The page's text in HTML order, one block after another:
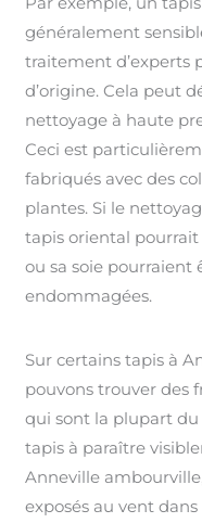
généralement
traitement d’experts
d’origine. Cela peut
nettoyage à haute
Ceci est
fabriqués avec des
plantes. Si le
tapis oriental pourrait
ou sa soie
endommagées.
Sur certains tapis à
pouvons trouver des
qui sont la plupart
tapis à paraître
Anneville
exposés au vent